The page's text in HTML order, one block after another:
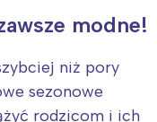
modne!
niż pory
sezonowe
rodzicom i ich